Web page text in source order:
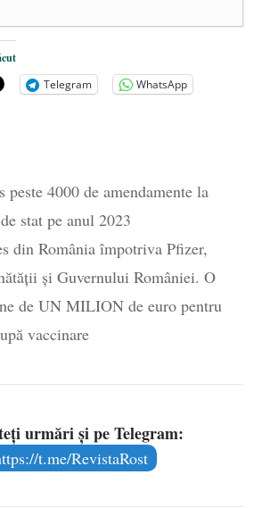
„Sfânta Ana” Rohia. Părintele
comemorat la 102 ani
- 29 iulie 2024
în laborator, tot mai
Constantin
Cernica
Telegram
WhatsApp
peste 4000 de amendamente la
stat pe anul 2023
din România împotriva Pfizer,
și Guvernului României. O
de UN MILION de euro pentru
vaccinare
urmări și pe Telegram:
t.me/RevistaRost